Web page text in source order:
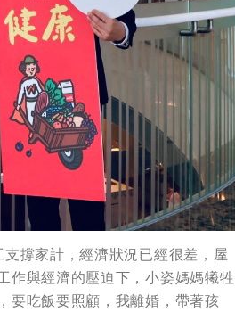
撐家計，經濟狀況已經很差，屋
作與經濟的壓迫下，小姿媽媽犧牲
要吃飯要照顧，我離婚，帶著孩